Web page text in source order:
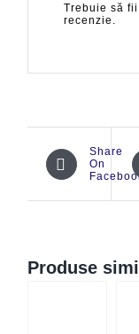
Trebuie să fii
recenzie.
Share
On
Produse